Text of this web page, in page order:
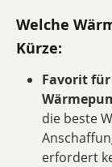
Welche
Kürze:
Favorit für
die beste
erfordert